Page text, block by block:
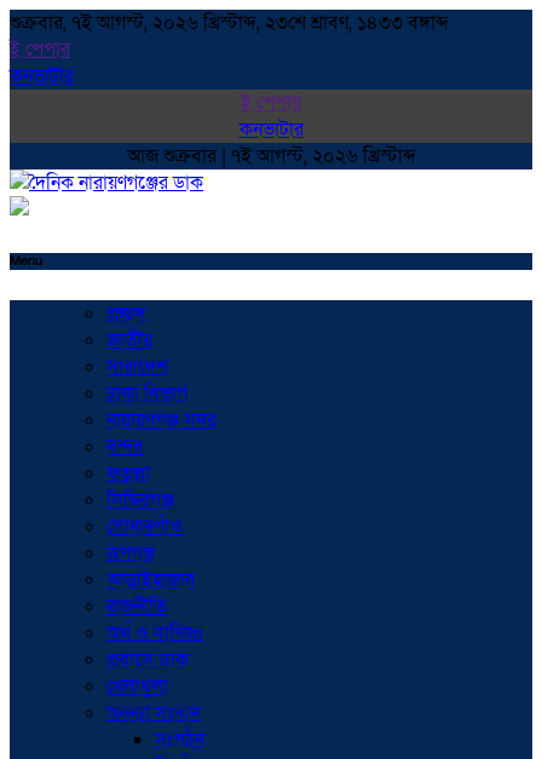
শুক্রবার, ৭ই আগস্ট, ২০২৬ খ্রিস্টাব্দ, ২৩শে শ্রাবণ, ১৪৩৩ বঙ্গাব্দ
ই পেপার
কনভাটার
ই পেপার
কনভাটার
আজ শুক্রবার | ৭ই আগস্ট, ২০২৬ খ্রিস্টাব্দ
Menu
প্রচ্ছদ
জাতীয়
সারাদেশ
ঢাকা বিভাগ
নারায়ণগঞ্জ সদর
বন্দর
ফতুল্লা
সিদ্ধিরগঞ্জ
সোনারগাঁও
রূপগঞ্জ
আড়াইহাজার
রাজনীতি
অর্থ ও বাণিজ্য
প্রবাসে ডাক
খেলাধুলা
অনন্যা সংবাদ
সংগঠন